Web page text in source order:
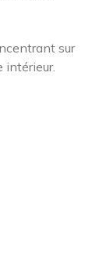
sur
intérieur.